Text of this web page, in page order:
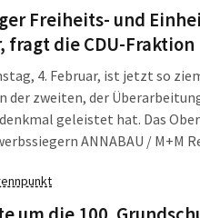
die Grünen-Fraktion.
Freiheits- und
fragt die CDU-Fraktion
4. Februar, ist jetzt so
der zweiten, der
geleistet hat. Das
ANNABAU / M+M
zurückgesetzt. Zumindest auf